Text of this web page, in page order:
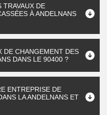
TRAVAUX DE
À ANDELNANS
DE CHANGEMENT DES
DANS LE 90400 ?
ENTREPRISE DE
LA ANDELNANS ET